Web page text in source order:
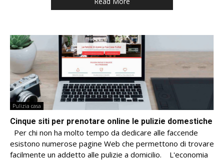
Pulizia casa
Cinque siti per prenotare online le pulizie domestiche
Per chi non ha molto tempo da dedicare alle faccende
esistono numerose pagine Web che permettono di trovare
facilmente un addetto alle pulizie a domicilio. L'economia